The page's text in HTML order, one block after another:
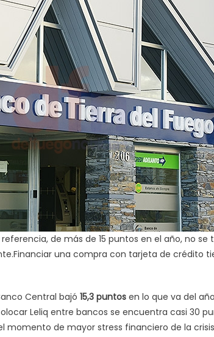
tarjeta
crédito
todo
el
país.
de más de 15 puntos en el año, no
una compra con tarjeta de crédito
Central bajó 15,3 puntos en lo que va del
Leliq entre bancos se encuentra casi 30
momento de mayor stress financiero de la crisis